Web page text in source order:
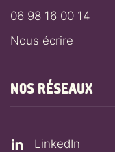
06 98 16 00 14
Nous écrire
NOS RÉSEAUX
LinkedIn